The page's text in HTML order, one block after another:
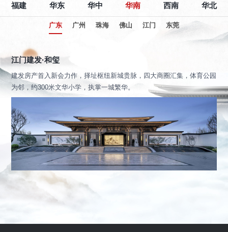
福建 华东 华中 华南 西南 华北
广东 广州 珠海 佛山 江门 东莞
江门建发·和玺
建发房产首入新会力作，择址枢纽新城贵脉，四大商圈汇集，体育公园
为邻，约300米文华小学，执掌一城繁华。